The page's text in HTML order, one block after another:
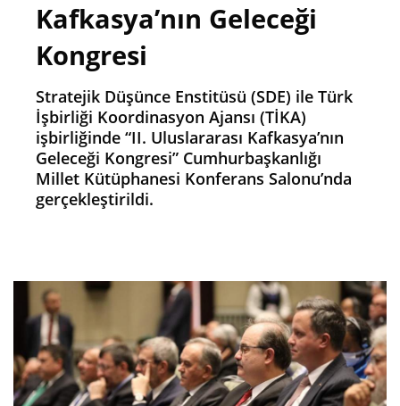
Kafkasya’nın Geleceği
Kongresi
Stratejik Düşünce Enstitüsü (SDE) ile Türk
İşbirliği Koordinasyon Ajansı (TİKA)
işbirliğinde “II. Uluslararası Kafkasya’nın
Geleceği Kongresi” Cumhurbaşkanlığı
Millet Kütüphanesi Konferans Salonu’nda
gerçekleştirildi.